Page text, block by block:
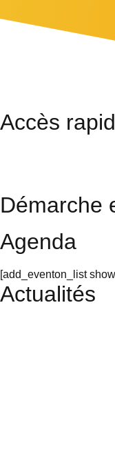
Accès
Démarche
Agenda
[add_eventon_list
Actualités